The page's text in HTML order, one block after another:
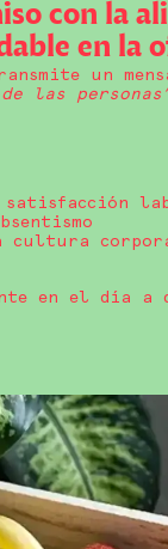
con la
en la
un
las
satisfacción
cultura
en el día a